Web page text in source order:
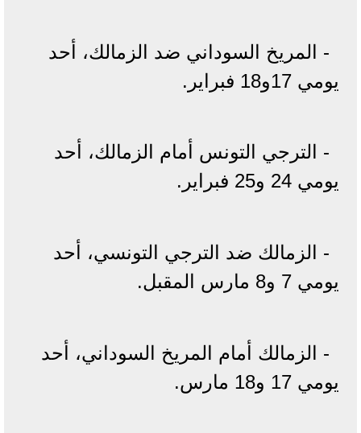
- المريخ السوداني ضد الزمالك، أحد
يومي 17و18 فبراير.
- الترجي التونس أمام الزمالك، أحد
يومي 24 و25 فبراير.
- الزمالك ضد الترجي التونسي، أحد
يومي 7 و8 مارس المقبل.
- الزمالك أمام المريخ السوداني، أحد
يومي 17 و18 مارس.